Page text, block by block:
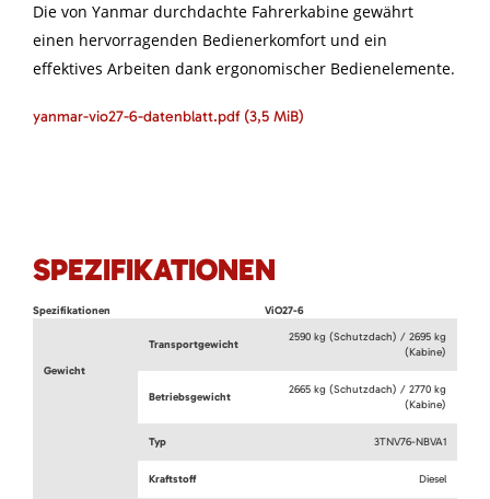
Die von Yanmar durchdachte Fahrerkabine gewährt
einen hervorragenden Bedienerkomfort und ein
effektives Arbeiten dank ergonomischer Bedienelemente.
yanmar-vio27-6-datenblatt.pdf (3,5 MiB)
SPEZIFIKATIONEN
Spezifikationen ViO27-6
Gewicht
Transportgewicht
2590 kg (Schutzdach) / 2695 kg
(Kabine)
Betriebsgewicht
2665 kg (Schutzdach) / 2770 kg
(Kabine)
Typ 3TNV76-NBVA1
Kraftstoff Diesel